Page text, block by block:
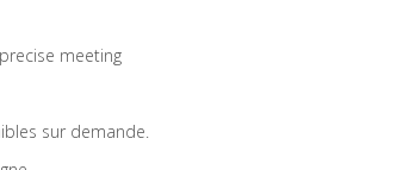
meeting
sur demande.